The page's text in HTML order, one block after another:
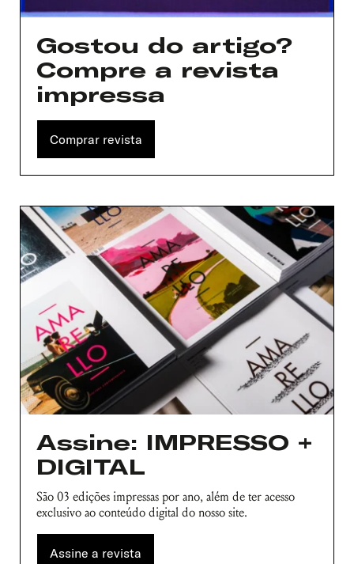
Gostou do artigo?
Compre a revista
impressa
Comprar revista
Assine: IMPRESSO +
DIGITAL
São 03 edições impressas por ano, além de ter acesso
exclusivo ao conteúdo digital do nosso site.
Assine a revista
Senha